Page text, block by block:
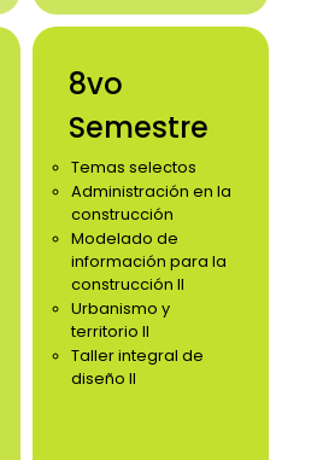
8vo
Semestre
Temas selectos
Administración en la
construcción
Modelado de
información para la
construcción II
Urbanismo y
territorio II
Taller integral de
diseño II